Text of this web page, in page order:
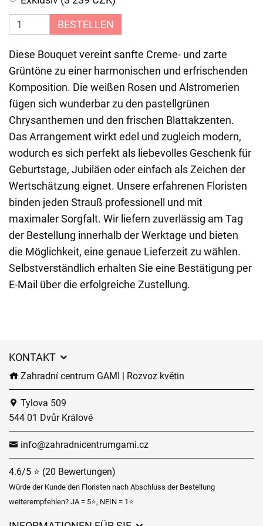
BESTELLEN
Diese Bouquet vereint sanfte Creme- und zarte
Grüntöne zu einer harmonischen und erfrischenden
Komposition. Die weißen Rosen und Alstromerien
fügen sich wunderbar zu den pastellgrünen
Chrysanthemen und den frischen Blattakzenten.
Das Arrangement wirkt edel und zugleich modern,
wodurch es sich perfekt als liebevolles Geschenk für
Geburtstage, Jubiläen oder einfach als Zeichen der
Wertschätzung eignet. Unsere erfahrenen Floristen
binden jeden Strauß professionell und mit
maximaler Sorgfalt. Wir liefern zuverlässig am Tag
der Bestellung innerhalb der Werktage und bieten
die Möglichkeit, eine genaue Lieferzeit zu wählen.
Selbstverständlich erhalten Sie eine Bestätigung per
E-Mail über die erfolgreiche Zustellung.
KONTAKT
Zahradní centrum GAMI | Rozvoz květin
Tylova 509
544 01 Dvůr Králové
info@zahradnicentrumgami.cz
4.6/5 ⭐ (20 Bewertungen)
Würde der Kunde den Floristen nach Abschluss der Bestellung
weiterempfehlen? JA = 5⭐, NEIN = 1⭐